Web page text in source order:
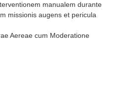
manualem durante
missionis augens et pericula